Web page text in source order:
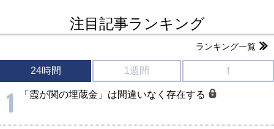
注目記事ランキング
ランキング一覧
24時間 1週間 f
1 「霞が関の埋蔵金」は間違いなく存在する